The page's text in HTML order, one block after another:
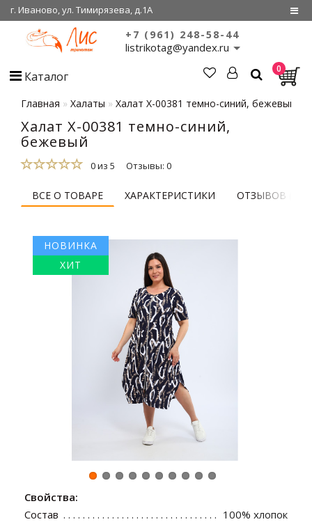
г. Иваново, ул. Тимирязева, д.1А
Регистрация
Войти
О нас
Сертификаты
+7 (961) 248-58-44
listrikotag@yandex.ru
Каталог 0
Главная Халаты Халат Х-00381 темно-синий, бежевый
Халат Х-00381 темно-синий,
бежевый
0 из 5 Отзывы: 0
ВСЕ О ТОВАРЕ ХАРАКТЕРИСТИКИ ОТЗЫВОВ (0)
НОВИНКА
ХИТ
Свойства:
Состав
100% хлопок